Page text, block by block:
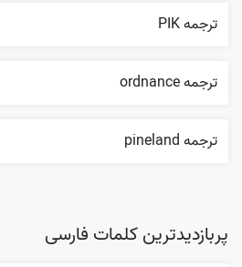
ترجمه PIK
ترجمه ordnance
ترجمه pineland
پربازدیدترین کلمات فارسی